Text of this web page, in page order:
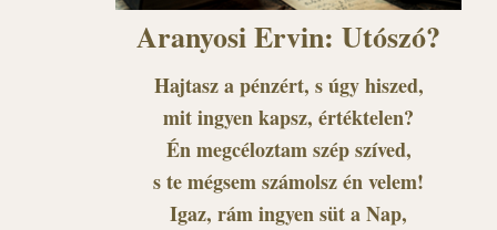
Aranyosi Ervin: Utószó?
Hajtasz a pénzért, s úgy hiszed,
mit ingyen kapsz, értéktelen?
Én megcéloztam szép szíved,
s te mégsem számolsz én velem!
Igaz, rám ingyen süt a Nap,